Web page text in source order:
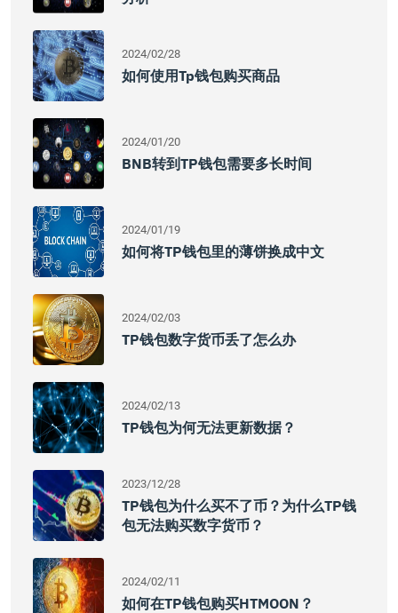
2024/02/28
如何使用tp钱包购买商品
2024/01/20
BNB转到TP钱包需要多长时间
2024/01/19
如何将TP钱包里的薄饼换成中文
2024/02/03
TP钱包数字货币丢了怎么办
2024/02/13
TP钱包为何无法更新数据？
2023/12/28
TP钱包为什么买不了币？为什么TP钱
包无法购买数字货币？
2024/02/11
如何在TP钱包购买HTMOON？